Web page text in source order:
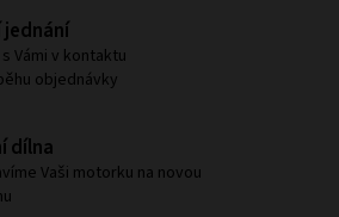
Vámi v kontaktu
objednávky
dílna
Vaši motorku na novou